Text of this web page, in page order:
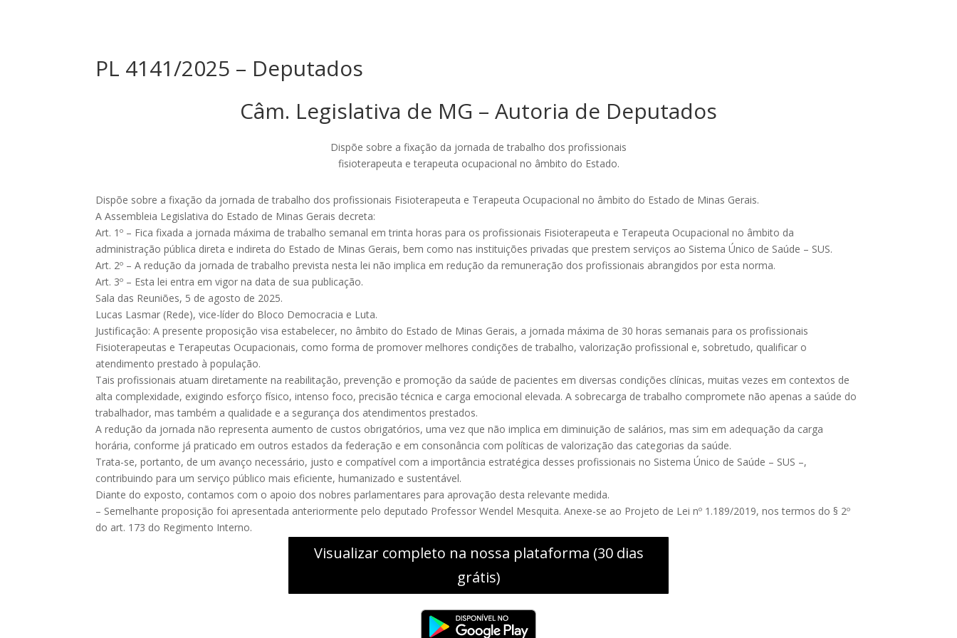
PL 4141/2025 – Deputados
Câm. Legislativa de MG – Autoria de Deputados
Dispõe sobre a fixação da jornada de trabalho dos profissionais
fisioterapeuta e terapeuta ocupacional no âmbito do Estado.
Dispõe sobre a fixação da jornada de trabalho dos profissionais Fisioterapeuta e Terapeuta Ocupacional no âmbito do Estado de Minas Gerais.
A Assembleia Legislativa do Estado de Minas Gerais decreta:
Art. 1º – Fica fixada a jornada máxima de trabalho semanal em trinta horas para os profissionais Fisioterapeuta e Terapeuta Ocupacional no âmbito da
administração pública direta e indireta do Estado de Minas Gerais, bem como nas instituições privadas que prestem serviços ao Sistema Único de Saúde – SUS.
Art. 2º – A redução da jornada de trabalho prevista nesta lei não implica em redução da remuneração dos profissionais abrangidos por esta norma.
Art. 3º – Esta lei entra em vigor na data de sua publicação.
Sala das Reuniões, 5 de agosto de 2025.
Lucas Lasmar (Rede), vice-líder do Bloco Democracia e Luta.
Justificação: A presente proposição visa estabelecer, no âmbito do Estado de Minas Gerais, a jornada máxima de 30 horas semanais para os profissionais
Fisioterapeutas e Terapeutas Ocupacionais, como forma de promover melhores condições de trabalho, valorização profissional e, sobretudo, qualificar o
atendimento prestado à população.
Tais profissionais atuam diretamente na reabilitação, prevenção e promoção da saúde de pacientes em diversas condições clínicas, muitas vezes em contextos de
alta complexidade, exigindo esforço físico, intenso foco, precisão técnica e carga emocional elevada. A sobrecarga de trabalho compromete não apenas a saúde do
trabalhador, mas também a qualidade e a segurança dos atendimentos prestados.
A redução da jornada não representa aumento de custos obrigatórios, uma vez que não implica em diminuição de salários, mas sim em adequação da carga
horária, conforme já praticado em outros estados da federação e em consonância com políticas de valorização das categorias da saúde.
Trata-se, portanto, de um avanço necessário, justo e compatível com a importância estratégica desses profissionais no Sistema Único de Saúde – SUS –,
contribuindo para um serviço público mais eficiente, humanizado e sustentável.
Diante do exposto, contamos com o apoio dos nobres parlamentares para aprovação desta relevante medida.
– Semelhante proposição foi apresentada anteriormente pelo deputado Professor Wendel Mesquita. Anexe-se ao Projeto de Lei nº 1.189/2019, nos termos do § 2º
do art. 173 do Regimento Interno.
Visualizar completo na nossa plataforma (30 dias
grátis)